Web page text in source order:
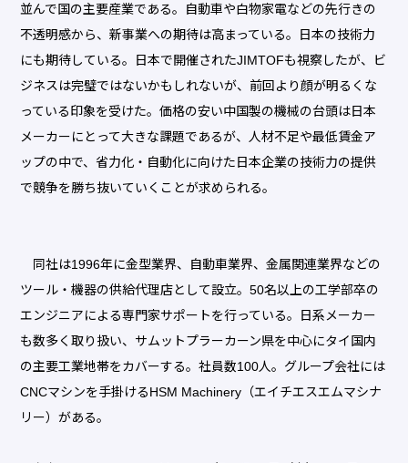
並んで国の主要産業である。自動車や白物家電などの先行きの
不透明感から、新事業への期待は高まっている。日本の技術力
にも期待している。日本で開催されたJIMTOFも視察したが、ビ
ジネスは完璧ではないかもしれないが、前回より顔が明るくな
っている印象を受けた。価格の安い中国製の機械の台頭は日本
メーカーにとって大きな課題であるが、人材不足や最低賃金ア
ップの中で、省力化・自動化に向けた日本企業の技術力の提供
で競争を勝ち抜いていくことが求められる。
同社は1996年に金型業界、自動車業界、金属関連業界などの
ツール・機器の供給代理店として設立。50名以上の工学部卒の
エンジニアによる専門家サポートを行っている。日系メーカー
も数多く取り扱い、サムットプラーカーン県を中心にタイ国内
の主要工業地帯をカバーする。社員数100人。グループ会社には
CNCマシンを手掛けるHSM Machinery（エイチエスエムマシナ
リー）がある。